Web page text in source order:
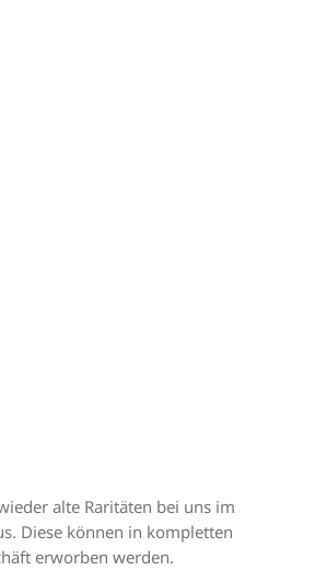
alte Raritäten bei uns im
Diese können in kompletten
erworben werden.